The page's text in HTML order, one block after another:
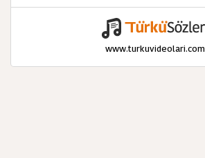
www.turkuvideolari.com